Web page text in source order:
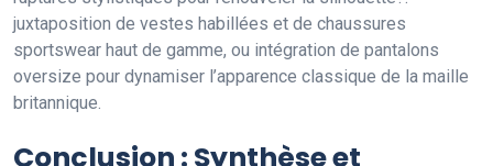
juxtaposition de vestes habillées et de chaussures
sportswear haut de gamme, ou intégration de pantalons
oversize pour dynamiser l’apparence classique de la maille
britannique.
Conclusion : Synthèse et